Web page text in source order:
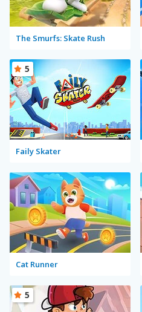
The Smurfs: Skate Rush
Faily Skater
5
Cat Runner
5